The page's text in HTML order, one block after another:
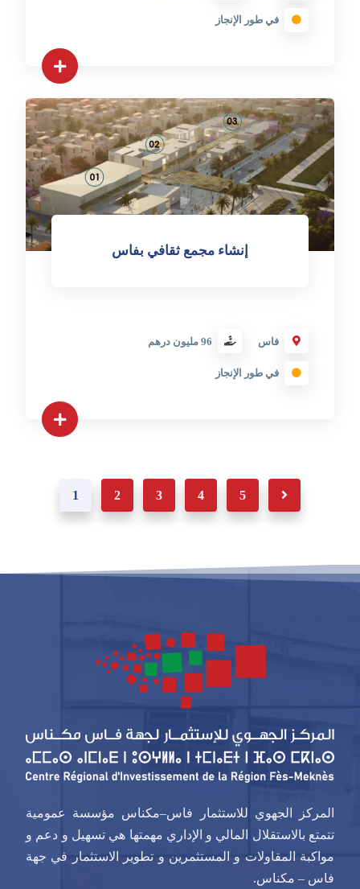
في طور الإنجاز
إنشاء مجمع ثقافي بفاس
فاس
في طور الإنجاز
1 2 3 4 5
المركز الجهوي للاستثمار فاس–مكناس مؤسسة عمومية
تتمتع بالاستقلال المالي و الإداري مهمتها هي تسهيل و دعم و
مواكبة المقاولات و المستثمرين و تطوير الاستثمار في جهة
فاس – مكناس.